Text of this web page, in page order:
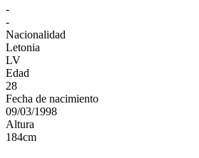
-
-
Nacionalidad
Letonia
LV
Edad
28
Fecha de nacimiento
09/03/1998
Altura
184cm